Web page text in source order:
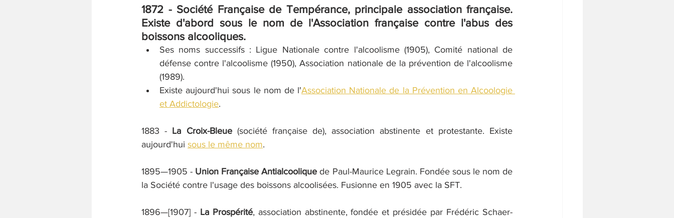
1872 - Société Française de Tempérance, principale association française.
Existe d'abord sous le nom de l'Association française contre l'abus des
boissons alcooliques.
Ses noms successifs : Ligue Nationale contre l'alcoolisme (1905), Comité national de
défense contre l'alcoolisme (1950), Association nationale de la prévention de l'alcoolisme
(1989).
Existe aujourd'hui sous le nom de l'Association Nationale de la Prévention en Alcoologie
et Addictologie.
1883 - La Croix-Bleue (société française de), association abstinente et protestante. Existe
aujourd'hui sous le même nom.
1895—1905 - Union Française Antialcoolique de Paul-Maurice Legrain. Fondée sous le nom de
la Société contre l'usage des boissons alcoolisées. Fusionne en 1905 avec la SFT.
1896—[1907] - La Prospérité, association abstinente, fondée et présidée par Frédéric Schaer-